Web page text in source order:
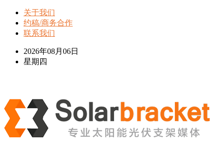
关于我们
约稿/商务合作
联系我们
2026年08月06日
星期四